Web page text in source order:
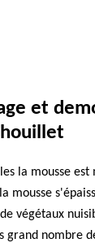
et
la mousse
mousse
végétaux
grand nombre